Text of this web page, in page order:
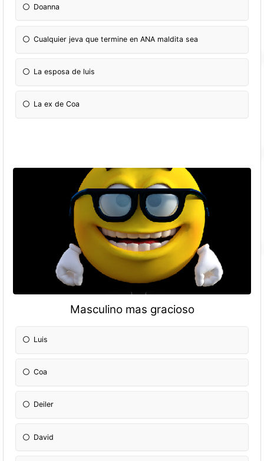
Doanna
Cualquier jeva que termine en ANA maldita sea
La esposa de luis
La ex de Coa
Masculino mas gracioso
Luis
Coa
Deiler
David